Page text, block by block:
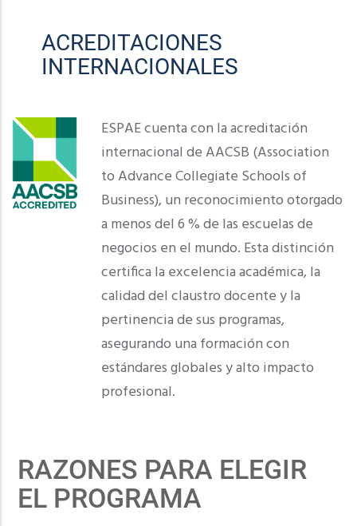
ACREDITACIONES
INTERNACIONALES
ESPAE cuenta con la acreditación
internacional de AACSB (Association
to Advance Collegiate Schools of
Business), un reconocimiento otorgado
a menos del 6 % de las escuelas de
negocios en el mundo. Esta distinción
certifica la excelencia académica, la
calidad del claustro docente y la
pertinencia de sus programas,
asegurando una formación con
estándares globales y alto impacto
profesional.
RAZONES PARA ELEGIR
EL PROGRAMA